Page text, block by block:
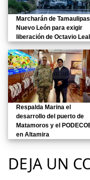
Marcharán de
Nuevo León para exigir
liberación de Octavio Leal
Respalda Marina el
desarrollo del puerto de
Matamoros y el
en Altamira
DEJA UN